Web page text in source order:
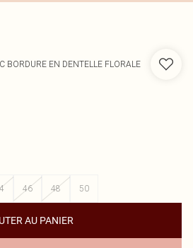
BORDURE EN DENTELLE FLORALE
46 48 50
AU PANIER